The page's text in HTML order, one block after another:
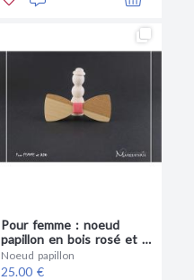
Pour femme : noeud
papillon en bois rosé et fil
corail
Noeud papillon
25.00 €